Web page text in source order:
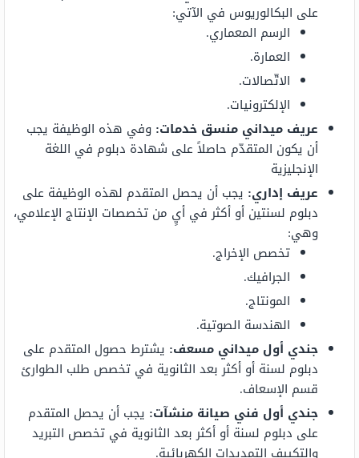
على البكالوريوس في الآتي:
الرسم المعماري.
العمارة.
الاتّصالات.
الإلكترونيات.
عريف ميداني منسق خدمات: وفي هذه الوظيفة يجب
أن يكون المتقدّم حاصلاً على شهادة دبلوم في اللغة
الإنجليزية
عريف إداري: يجب أن يحصل المتقدم لهذه الوظيفة على
دبلوم لسنتين أو أكثر في أيٍ من تخصصات الإنتاج الإعلامي،
وهي:
تخصص الإخراج.
الجرافيك.
المونتاج.
الهندسة الصوتية.
جندي أول ميداني مسعف: يشترط حصول المتقدم على
دبلوم لسنة أو أكثر بعد الثانوية في تخصص طلب الطوارئ
قسم الإسعاف.
جندي أول فني صيانة منشآت: يجب أن يحصل المتقدم
على دبلوم لسنة أو أكثر بعد الثانوية في تخصص التبريد
والتكييف التمديدات الكهربائية.